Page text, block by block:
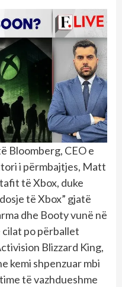
Bloomberg, CEO e
i përmbajtjes, Matt
të Xbox, duke
të Xbox” gjatë
dhe Booty vunë në
po përballet
Blizzard King,
kemi shpenzuar mbi
të vazhdueshme